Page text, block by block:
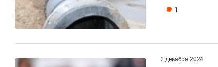
1
3 декабря 2024